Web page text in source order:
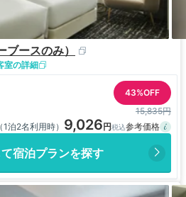
ースのみ）
室の詳細
43%OFF
15,835円
泊2名利用時） 9,026
宿泊プランを探す